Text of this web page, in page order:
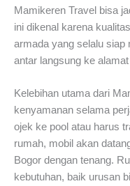
Mamikeren Travel bisa
ini dikenal karena
armada yang selalu siap
antar langsung ke alamat
Kelebihan utama dari
kenyamanan selama
ojek ke pool atau harus
rumah, mobil akan
Bogor dengan tenang.
kebutuhan, baik urusan